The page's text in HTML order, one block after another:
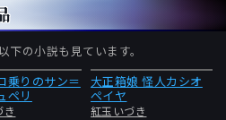
の小説も見ています。
乗りのサン＝
ペリ
き
大正箱娘 怪人カシオ
ペイヤ
紅玉いづき